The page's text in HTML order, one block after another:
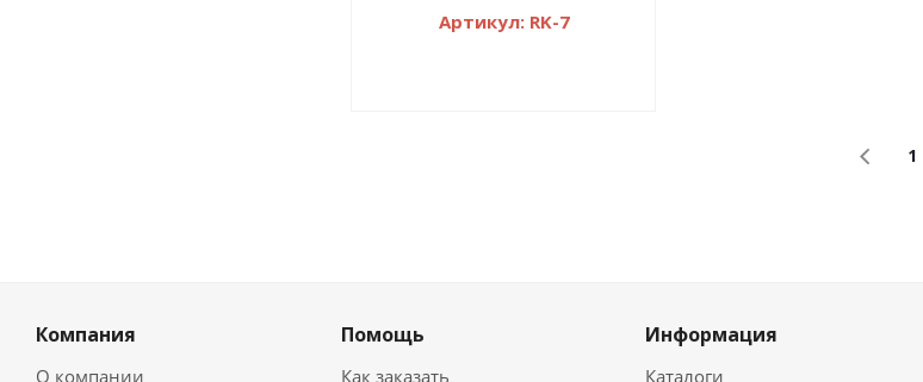
Артикул: RK-7
1
Компания
О компании
Помощь
Как заказать
Информация
Каталоги